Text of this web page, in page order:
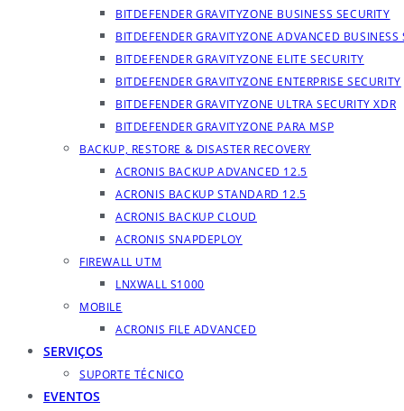
BITDEFENDER GRAVITYZONE BUSINESS SECURITY
BITDEFENDER GRAVITYZONE ADVANCED BUSINESS
BITDEFENDER GRAVITYZONE ELITE SECURITY
BITDEFENDER GRAVITYZONE ENTERPRISE SECURITY
BITDEFENDER GRAVITYZONE ULTRA SECURITY XDR
BITDEFENDER GRAVITYZONE PARA MSP
BACKUP, RESTORE & DISASTER RECOVERY
ACRONIS BACKUP ADVANCED 12.5
ACRONIS BACKUP STANDARD 12.5
ACRONIS BACKUP CLOUD
ACRONIS SNAPDEPLOY
FIREWALL UTM
LNXWALL S1000
MOBILE
ACRONIS FILE ADVANCED
SERVIÇOS
SUPORTE TÉCNICO
EVENTOS